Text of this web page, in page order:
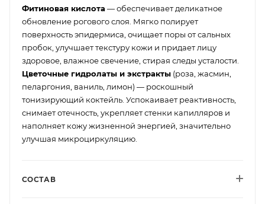
Фитиновая кислота — обеспечивает деликатное
обновление рогового слоя. Мягко полирует
поверхность эпидермиса, очищает поры от сальных
пробок, улучшает текстуру кожи и придает лицу
здоровое, влажное свечение, стирая следы усталости.
Цветочные гидролаты и экстракты (роза, жасмин,
пеларгония, ваниль, лимон) — роскошный
тонизирующий коктейль. Успокаивает реактивность,
снимает отечность, укрепляет стенки капилляров и
наполняет кожу жизненной энергией, значительно
улучшая микроциркуляцию.
СОСТАВ